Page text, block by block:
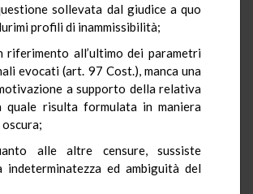
sollevata dal giudice a quo
profili di inammissibilità;
riferimento all’ultimo dei parametri
evocati (art. 97 Cost.), manca una
a supporto della relativa
quale risulta formulata in maniera
alle altre censure, sussiste
indeterminatezza ed ambiguità del